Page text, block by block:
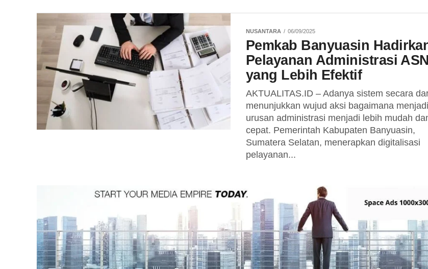
NUSANTARA 06/09/2025
Pemkab Banyuasin
Pelayanan Administrasi ASN
yang Lebih Efektif
AKTUALITAS.ID – Adanya sistem secara
menunjukkan wujud aksi bagaimana
urusan administrasi menjadi lebih mudah
cepat. Pemerintah Kabupaten Banyuasin,
Sumatera Selatan, menerapkan digitalisasi
pelayanan...